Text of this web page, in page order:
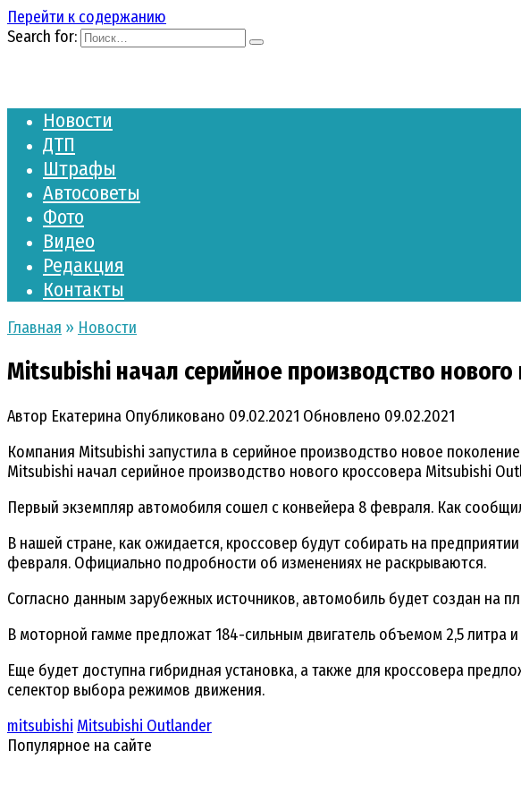
Перейти к содержанию
Search for:
Новости
ДТП
Штрафы
Автосоветы
Фото
Видео
Редакция
Контакты
Главная » Новости
Mitsubishi начал серийное производство
Автор Екатерина Опубликовано 09.02.2021 Обновлено 09.02.2021
Компания Mitsubishi запустила в серийное производство новое
Mitsubishi начал серийное производство нового кроссовера Mitsubishi
Первый экземпляр автомобиля сошел с конвейера 8 февраля. Как
В нашей стране, как ожидается, кроссовер будут собирать на
февраля. Официально подробности об изменениях не раскрываются.
Согласно данным зарубежных источников, автомобиль будет создан на
В моторной гамме предложат 184-сильным двигатель объемом 2,5 литра
Еще будет доступна гибридная установка, а также для кроссовера
селектор выбора режимов движения.
mitsubishi Mitsubishi Outlander
Популярное на сайте